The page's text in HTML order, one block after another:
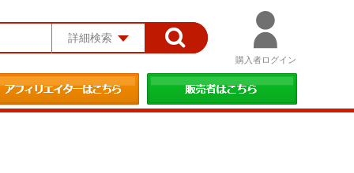
詳細検索
購入者ログイン